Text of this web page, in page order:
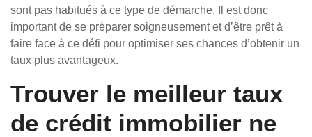
sont pas habitués à ce type de démarche. Il est donc
important de se préparer soigneusement et d’être prêt à
faire face à ce défi pour optimiser ses chances d’obtenir un
taux plus avantageux.
Trouver le meilleur taux
de crédit immobilier ne